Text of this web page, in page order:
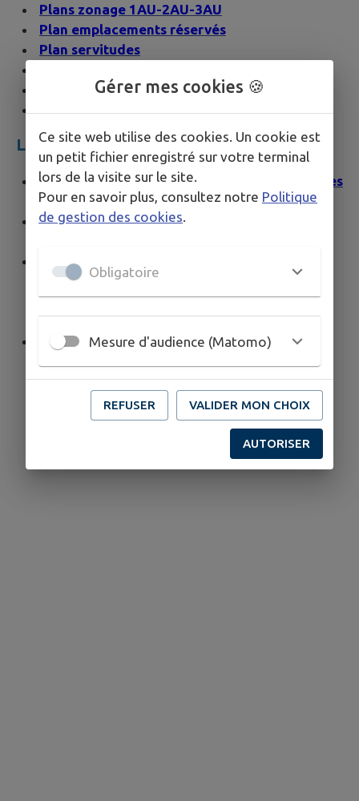
Plans zonage 1AU-2AU-3AU
Plan emplacements réservés
Plan servitudes
PRIF de l'Hautil et Oise
LIENS UTILES
Lien d'accès au Plan de Prévention des Risques
d’Inondation
Lien d'accès au Plan de zonage retrait et
Le syndicat intercommunautaire pour
l’assainissement de la région de Cergy-
Pontoise et du Vexin (SIARP) exerce la
compétence as…
Ensemble des formulaires nécessaires à vos
Gérer mes cookies 🍪
Ce site web utilise des cookies. Un cookie est
un petit fichier enregistré sur votre terminal
lors de la visite sur le site.
Pour en savoir plus, consultez notre Politique
de gestion des cookies.
Obligatoire
Mesure d'audience (Matomo)
REFUSER VALIDER MON CHOIX
AUTORISER